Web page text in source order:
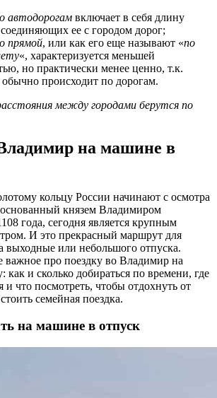
автодорогам включает в себя длину
ее с городом дорог;
прямой, или как его еще называют «по
«, характеризуется меньшей
но практически менее ценно, т.к.
происходит по дорогам.
между городами берутся по
на машине в
кольцу России начинают с осмотра
князем Владимиром
года, сегодня является крупным
И это прекрасный маршрут для
выходные или небольшого отпуска.
важное про поездку во Владимир на
как и сколько добираться по времени, где
и что посмотреть, чтобы отдохнуть от
семейная поездка.
на машине в отпуск